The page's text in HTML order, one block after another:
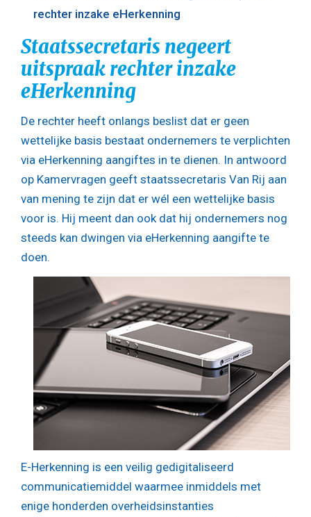
rechter inzake eHerkenning
Staatssecretaris negeert
uitspraak rechter inzake
eHerkenning
De rechter heeft onlangs beslist dat er geen
wettelijke basis bestaat ondernemers te verplichten
via eHerkenning aangiftes in te dienen. In antwoord
op Kamervragen geeft staatssecretaris Van Rij aan
van mening te zijn dat er wél een wettelijke basis
voor is. Hij meent dan ook dat hij ondernemers nog
steeds kan dwingen via eHerkenning aangifte te
doen.
E-Herkenning is een veilig gedigitaliseerd
communicatiemiddel waarmee inmiddels met
enige honderden overheidsinstanties